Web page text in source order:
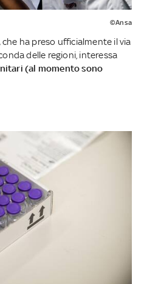
©Ansa
che ha preso ufficialmente il via
delle regioni, interessa
(al momento sono